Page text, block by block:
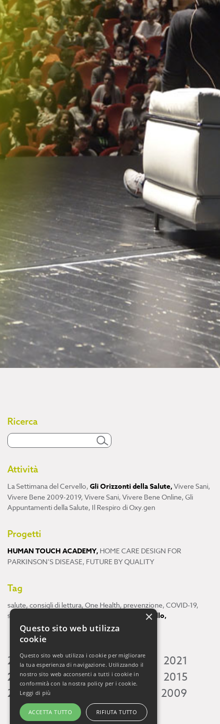
Ricerca
Attività
La Settimana del Cervello, Gli Orizzonti della Salute,Vivere Sani,
Vivere Bene 2009-2019, Vivere Sani, Vivere Bene Online, Gli
Appuntamenti della Salute, Il Respiro di Oxy.gen
Progetti
HUMAN TOUCH ACADEMY, HOME CARE DESIGN FOR
PARKINSON’S DISEASE, FUTURE BY QUALITY
Tag
salute, consigli di lettura, One Health, prevenzione, COVID-19,
scienza
cervello,
2026 2025 2024 2023 2022
2021
2020 2019 2018 2017 2016
2015
2014 2013 2009
×
Questo sito web utilizza
cookie
Questo sito web utilizza i cookie per migliorare
la tua esperienza di navigazione. Utilizzando il
nostro sito web acconsenti a tutti i cookie in
conformità con la nostra policy per i cookie.
Leggi di più
ACCETTA TUTTO RIFIUTA TUTTO